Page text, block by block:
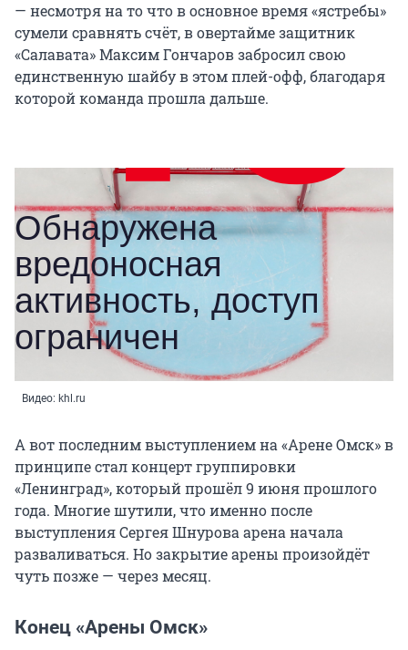
— несмотря на то что в основное время «ястребы»
сумели сравнять счёт, в овертайме защитник
«Салавата» Максим Гончаров забросил свою
единственную шайбу в этом плей-офф, благодаря
которой команда прошла дальше.
Видео: khl.ru
А вот последним выступлением на «Арене Омск» в
принципе стал концерт группировки
«Ленинград», который прошёл 9 июня прошлого
года. Многие шутили, что именно после
выступления Сергея Шнурова арена начала
разваливаться. Но закрытие арены произойдёт
чуть позже — через месяц.
Конец «Арены Омск»